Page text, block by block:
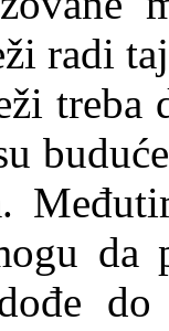
radi
treba
da
do